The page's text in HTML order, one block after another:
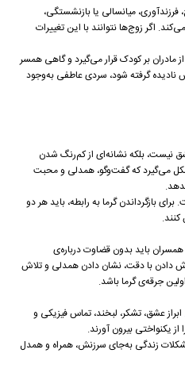
فرزندآوری، میانسالی یا بازنشستگی،
اگر زوج‌ها نتوانند با این تغییرات
از مادران بر کودک قرار می‌گیرد و گاهی همسر
گرفته شود، سردی عاطفی به‌وجود
نیست، بلکه نشانه‌ای از کم‌رنگ شدن
می‌گیرد که گفت‌وگو، همدلی و محبت
بازگرداندن گرما به رابطه، باید هر دو
همسران باید بدون قضاوت درباره‌ی
دادن با دقت، نشان دادن همدلی و تلاش
جرقه‌ی گرما باشد.
ابراز عشق، تشکر، لبخند، تماس فیزیکی و
یکنواختی بیرون آورند.
زندگی به‌جای سرزنش، همراه و همدل